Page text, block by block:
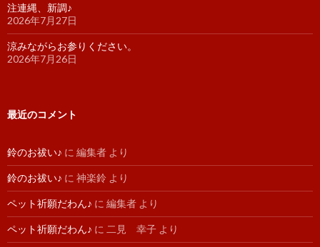
注連縄、新調♪
2026年7月27日
涼みながらお参りください。
2026年7月26日
最近のコメント
鈴のお祓い♪ に 編集者 より
鈴のお祓い♪ に 神楽鈴 より
ペット祈願だわん♪ に 編集者 より
ペット祈願だわん♪ に 二見 幸子 より